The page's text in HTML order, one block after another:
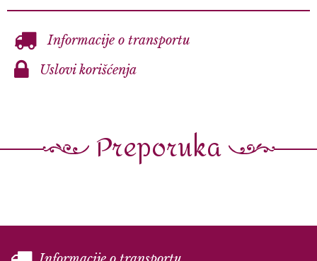
Informacije o transportu
Uslovi korišćenja
Preporuka